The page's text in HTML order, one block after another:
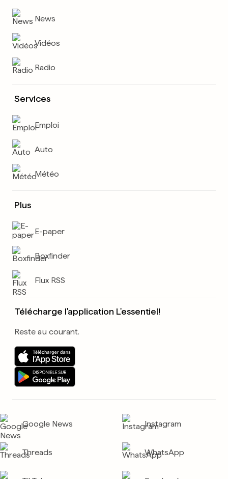
News
Vidéos
Radio
Services
Emploi
Auto
Météo
Plus
E-paper
Boxfinder
Flux RSS
Télécharge l'application L'essentiel!
Reste au courant.
Google News Instagram
Threads WhatsApp